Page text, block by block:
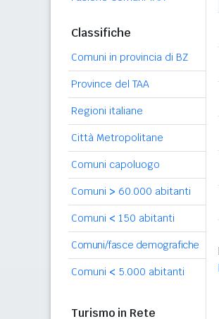
Classifiche
Comuni in provincia di BZ
Province del TAA
Regioni italiane
Città Metropolitane
Comuni capoluogo
Comuni > 60.000 abitanti
Comuni < 150 abitanti
Comuni/fasce demografiche
Comuni < 5.000 abitanti
Turismo in Rete